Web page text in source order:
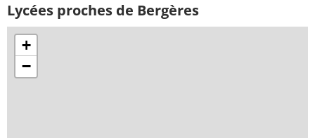
Lycées proches de Bergères
+
−